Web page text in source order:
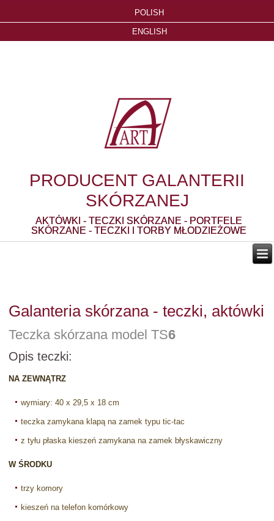
POLISH
ENGLISH
PRODUCENT GALANTERII
SKÓRZANEJ
AKTÓWKI - TECZKI SKÓRZANE - PORTFELE
SKÓRZANE - TECZKI I TORBY MŁODZIEŻOWE
Galanteria skórzana - teczki, aktówki
Teczka skórzana model TS6
Opis teczki:
NA ZEWNĄTRZ
wymiary: 40 x 29,5 x 18 cm
teczka zamykana klapą na zamek typu tic-tac
z tyłu płaska kieszeń zamykana na zamek błyskawiczny
W ŚRODKU
trzy komory
kieszeń na telefon komórkowy